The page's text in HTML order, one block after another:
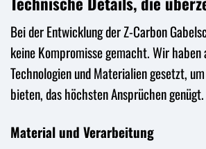
Bei der Entwicklung der Z-Carbon
keine Kompromisse gemacht. Wir
Technologien und Materialien gesetzt,
bieten, das höchsten Ansprüchen genügt.
Material und Verarbeitung